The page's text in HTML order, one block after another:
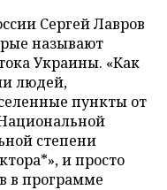
Сергей Лавров
называют
Украины. «Как
людей,
пункты от
степени
и просто
в программе